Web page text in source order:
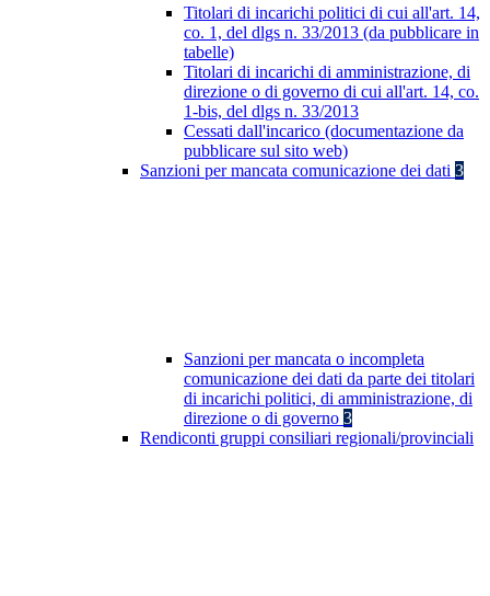
Titolari di incarichi politici di cui all'art. 14,
co. 1, del dlgs n. 33/2013 (da pubblicare in
tabelle)
Titolari di incarichi di amministrazione, di
direzione o di governo di cui all'art. 14, co.
1-bis, del dlgs n. 33/2013
Cessati dall'incarico (documentazione da
pubblicare sul sito web)
Sanzioni per mancata comunicazione dei dati 3
Sanzioni per mancata o incompleta
comunicazione dei dati da parte dei titolari
di incarichi politici, di amministrazione, di
direzione o di governo 3
Rendiconti gruppi consiliari regionali/provinciali